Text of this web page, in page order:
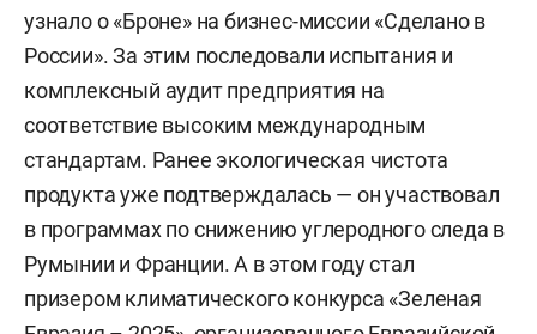
узнало о «Броне» на бизнес-миссии «Сделано в
России». За этим последовали испытания и
комплексный аудит предприятия на
соответствие высоким международным
стандартам. Ранее экологическая чистота
продукта уже подтверждалась — он участвовал
в программах по снижению углеродного следа в
Румынии и Франции. А в этом году стал
призером климатического конкурса «Зеленая